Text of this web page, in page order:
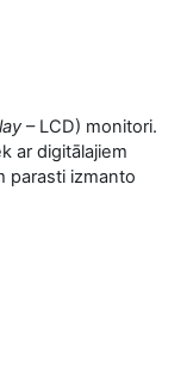
– LCD) monitori.
ar digitālajiem
parasti izmanto